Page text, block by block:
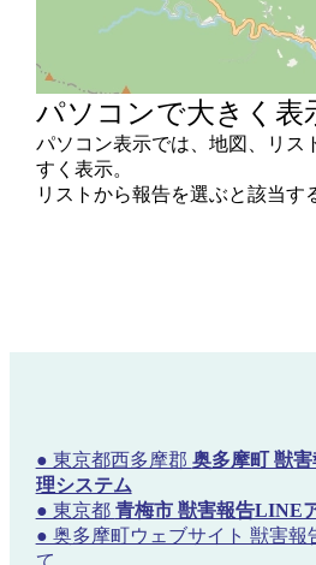
パソコンで大きく表
パソコン表示では、地図、リス
すく表示。
リストから報告を選ぶと該当す
● 東京都西多摩郡 奥多摩町 獣
理システム
● 東京都 青梅市 獣害報告LINE
● 奥多摩町ウェブサイト 獣害報
て